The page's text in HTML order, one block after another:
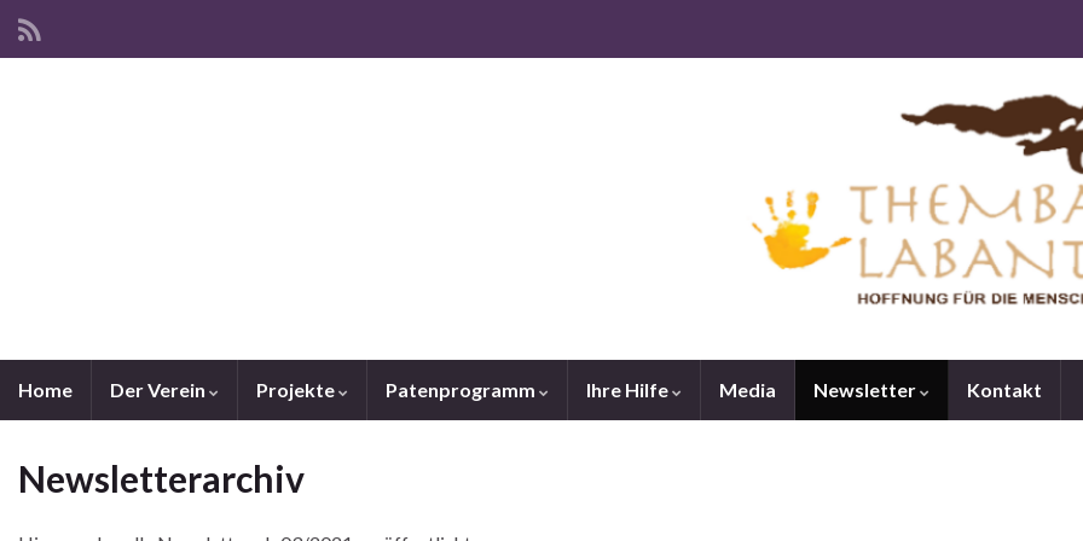
Home Der Verein Projekte Patenprogramm Ihre Hilfe Media Newsletter Kontakt
Newsletterarchiv